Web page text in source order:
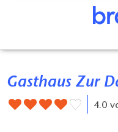
Gasthaus Zur
4.0